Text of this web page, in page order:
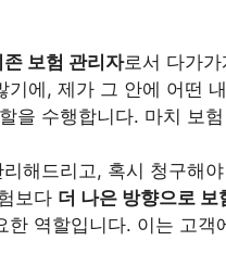
존 보험 관리자로서 다가
기에, 제가 그 안에 어떤
을 수행합니다. 마치 보
해드리고, 혹시 청구해
보다 더 나은 방향으로 보
한 역할입니다. 이는 고